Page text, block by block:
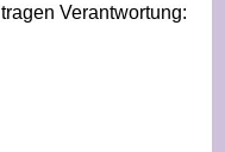
tragen Verantwortung: